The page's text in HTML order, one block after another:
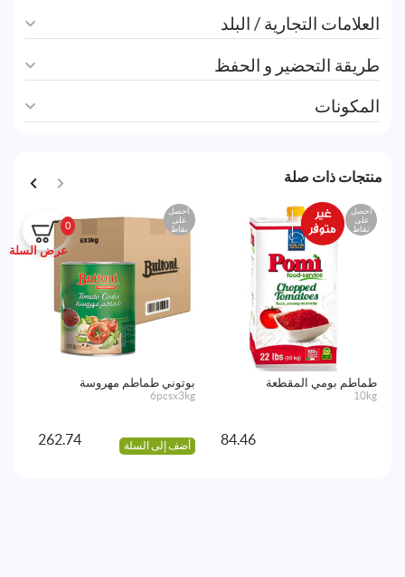
0
عرض السلة
العلامات التجارية / البلد
طريقة التحضير و الحفظ
المكونات
منتجات ذات صلة
احصل
على
نقاط
طماطم بومي المقطعة
10kg
84.46
احصل
على
نقاط
بوتوني طماطم مهروسة
6pcsx3kg
أضف إلى السلة 262.74